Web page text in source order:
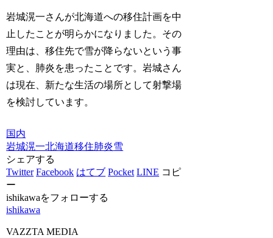
岩城滉一さんが北海道への移住計画を中
止したことが明らかになりました。その
理由は、移住先で雪が降らないという事
実と、肺炎を患ったことです。岩城さん
は現在、新たな生活の場所として射撃場
を検討しています。
国内
岩城滉一北海道移住肺炎雪
シェアする
Twitter Facebook はてブ Pocket LINE コピ
ー
ishikawaをフォローする
ishikawa
VAZZTA MEDIA